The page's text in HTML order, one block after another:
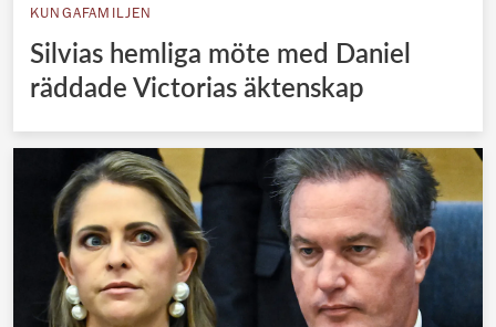
KUNGAFAMILJEN
Silvias hemliga möte med Daniel
räddade Victorias äktenskap